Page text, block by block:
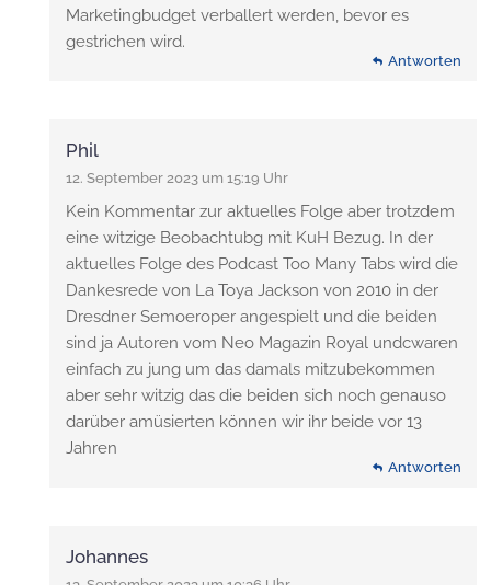
Marketingbudget verballert werden, bevor es
gestrichen wird.
Antworten
Phil
12. September 2023 um 15:19 Uhr
Kein Kommentar zur aktuelles Folge aber trotzdem
eine witzige Beobachtubg mit KuH Bezug. In der
aktuelles Folge des Podcast Too Many Tabs wird die
Dankesrede von La Toya Jackson von 2010 in der
Dresdner Semoeroper angespielt und die beiden
sind ja Autoren vom Neo Magazin Royal undcwaren
einfach zu jung um das damals mitzubekommen
aber sehr witzig das die beiden sich noch genauso
darüber amüsierten können wir ihr beide vor 13
Jahren
Antworten
Johannes